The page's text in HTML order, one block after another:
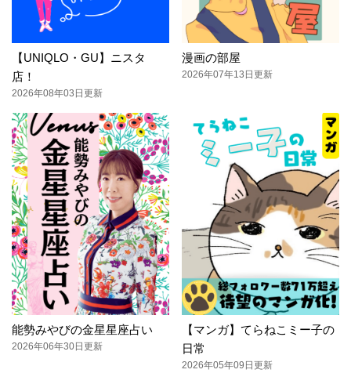
【UNIQLO・GU】ニスタ
店！
2026年08年03日更新
漫画の部屋
2026年07年13日更新
能勢みやびの金星星座占い
2026年06年30日更新
【マンガ】てらねこミー子の
日常
2026年05年09日更新